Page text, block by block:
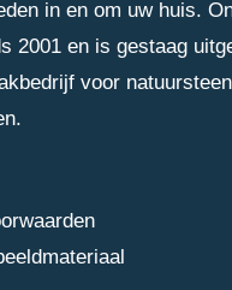
in en om uw huis.
2001 en is gestaag
voor